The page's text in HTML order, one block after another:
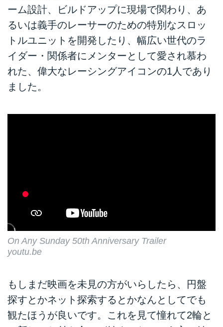
ーム設計、ビルドアップに現場で関わり、あ
るいは義手のレーサーのための特別なスロッ
トルユニットを開発したり、幅広い世代のラ
イダー・関係者にメンターとして愛され慕わ
れた、偉大なレーシングアイコンの1人であり
ました。
On Any Sunday 50th Anniversary Trailer
youtu.be
もしまだ映画を未見の方がいらしたら、円盤
探すとかネット探索するとかなんとしてでも
観たほうが良いです。これを見て憧れて2輪と